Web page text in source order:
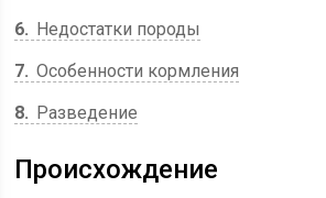
6
Недостатки породы
7 Особенности кормления
8
Разведение
Происхождение